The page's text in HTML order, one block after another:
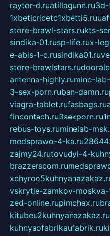
raytor-d.ruatillagunn.ru3d-
1xbeticricetc1xbetti5.ru
store-brawl-stars.rukts-
sindika-01.rusp-life.rux-
e-abis-1-c.rusindika01.ru
store-brawlstars.ru
antenna-highly.rumine-
3-sex-porn.ruban-damn.ru
viagra-tablet.rufasbags.ru
fincontech.ru3sexporn.ru
rebus-toys.ruminelab-
medsprawo-4-ka.ru
zajmy24.rutovudyi-4-
brazzerscom.ru
vskrytie-zamkov-moskva-
zed-online.rupimchax.ru
kitubeu2kuhnyanazakaz.ru
kuhnyaofabrikaufabrik.ru